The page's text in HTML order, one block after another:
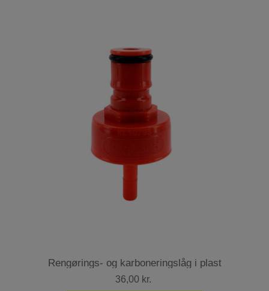
Rengørings- og karboneringslåg i plast
36,00 kr.